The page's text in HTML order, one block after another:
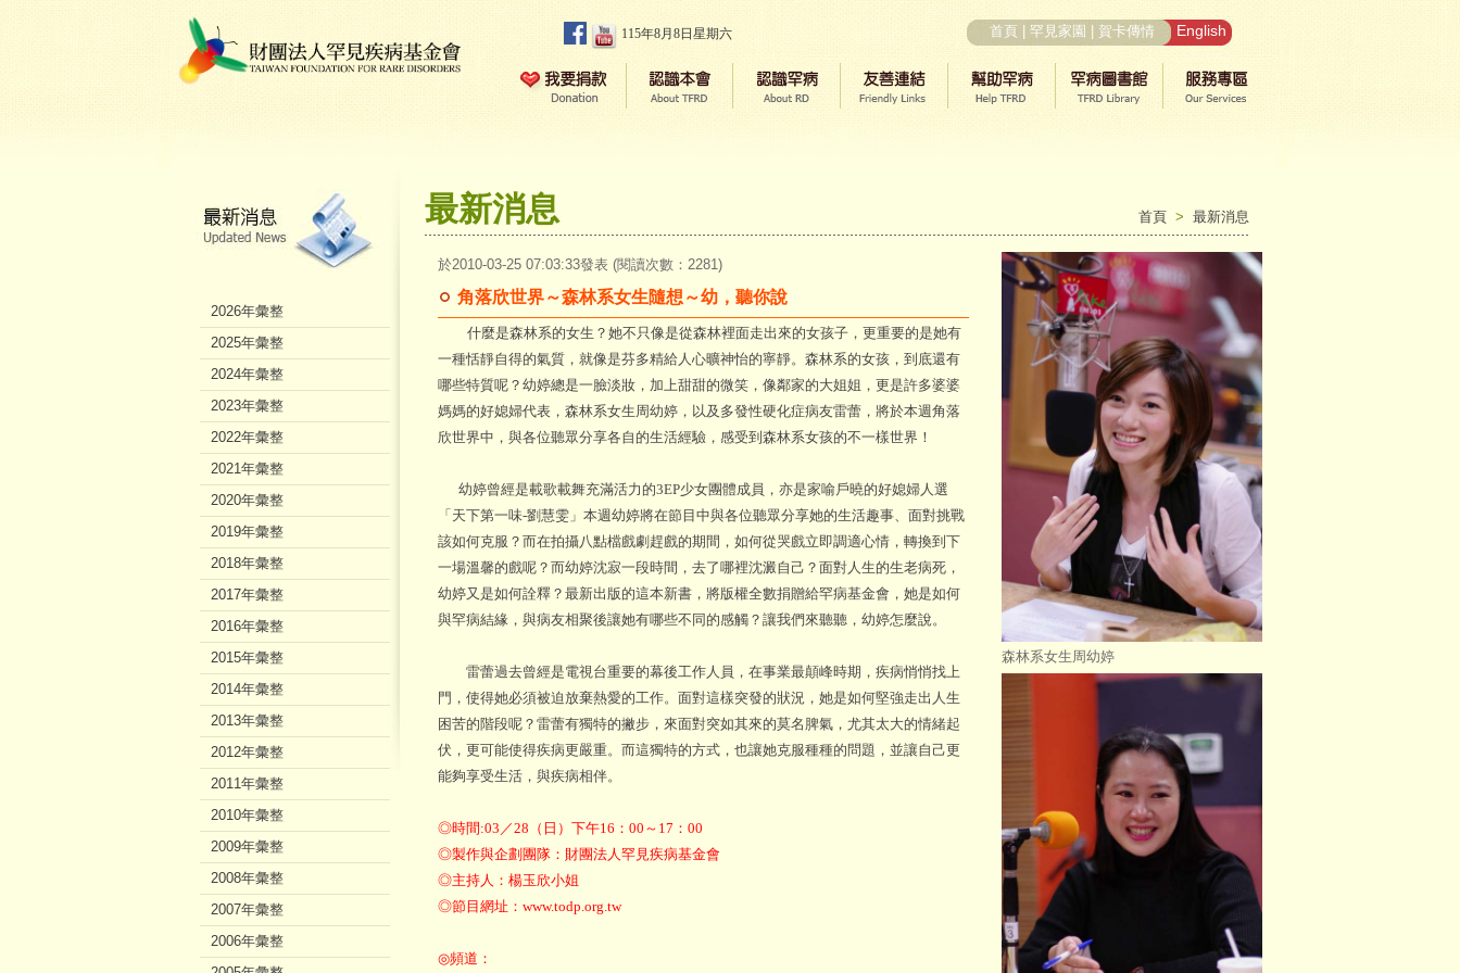
115年8月8日星期六 首頁 罕見家園 賀卡傳情 English
最新消息 首頁 > 最新消息
於2010-03-25 07:03:33發表 (閱讀次數：2281)
角落欣世界～森林系女生隨想～幼，聽你說
什麼是森林系的女生？她不只像是從森林裡面走出來的女孩子，更重要的是她有
一種恬靜自得的氣質，就像是芬多精給人心曠神怡的寧靜。森林系的女孩，到底還有
哪些特質呢？幼婷總是一臉淡妝，加上甜甜的微笑，像鄰家的大姐姐，更是許多婆婆
媽媽的好媳婦代表，森林系女生周幼婷，以及多發性硬化症病友雷蕾，將於本週角落
欣世界中，與各位聽眾分享各自的生活經驗，感受到森林系女孩的不一樣世界！
幼婷曾經是載歌載舞充滿活力的3EP少女團體成員，亦是家喻戶曉的好媳婦人選
「天下第一味-劉慧雯」本週幼婷將在節目中與各位聽眾分享她的生活趣事、面對挑戰
該如何克服？而在拍攝八點檔戲劇趕戲的期間，如何從哭戲立即調適心情，轉換到下
一場溫馨的戲呢？而幼婷沈寂一段時間，去了哪裡沈澱自己？面對人生的生老病死，
幼婷又是如何詮釋？最新出版的這本新書，將版權全數捐贈給罕病基金會，她是如何
與罕病結緣，與病友相聚後讓她有哪些不同的感觸？讓我們來聽聽，幼婷怎麼說。
雷蕾過去曾經是電視台重要的幕後工作人員，在事業最顛峰時期，疾病悄悄找上
門，使得她必須被迫放棄熱愛的工作。面對這樣突發的狀況，她是如何堅強走出人生
困苦的階段呢？雷蕾有獨特的撇步，來面對突如其來的莫名脾氣，尤其太大的情緒起
伏，更可能使得疾病更嚴重。而這獨特的方式，也讓她克服種種的問題，並讓自己更
能夠享受生活，與疾病相伴。
◎時間:03／28（日）下午16：00～17：00
◎製作與企劃團隊：財團法人罕見疾病基金會
◎主持人：楊玉欣小姐
◎節目網址：www.todp.org.tw
◎頻道：
森林系女生周幼婷
2026年彙整
2025年彙整
2024年彙整
2023年彙整
2022年彙整
2021年彙整
2020年彙整
2019年彙整
2018年彙整
2017年彙整
2016年彙整
2015年彙整
2014年彙整
2013年彙整
2012年彙整
2011年彙整
2010年彙整
2009年彙整
2008年彙整
2007年彙整
2006年彙整